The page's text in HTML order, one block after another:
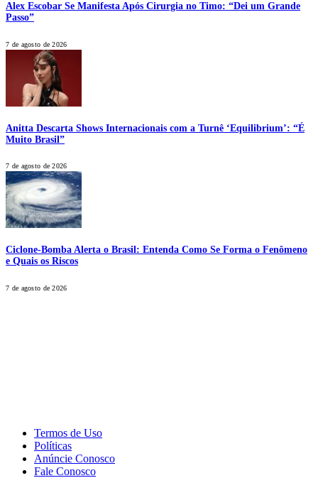
Alex Escobar Se Manifesta Após Cirurgia no Timo: “Dei um Grande
Passo”
7 de agosto de 2026
Anitta Descarta Shows Internacionais com a Turnê ‘Equilibrium’: “É
Muito Brasil”
7 de agosto de 2026
Ciclone-Bomba Alerta o Brasil: Entenda Como Se Forma o Fenômeno
e Quais os Riscos
7 de agosto de 2026
Termos de Uso
Políticas
Anúncie Conosco
Fale Conosco